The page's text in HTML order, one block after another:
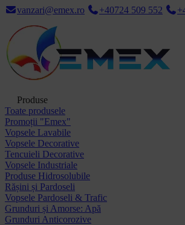
vanzari@emex.ro +40724 509 552
Produse
Toate produsele
Promoții "Emex"
Vopsele Lavabile
Vopsele Decorative
Tencuieli Decorative
Vopsele Industriale
Produse Hidrosolubile
Rășini și Pardoseli
Vopsele Pardoseli & Trafic
Grunduri și Amorse: Apă
Grunduri Anticorozive